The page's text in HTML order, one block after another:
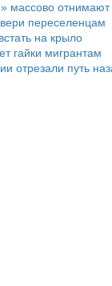
массово отнимают
переселенцам
на крыло
гайки мигрантам
отрезали путь